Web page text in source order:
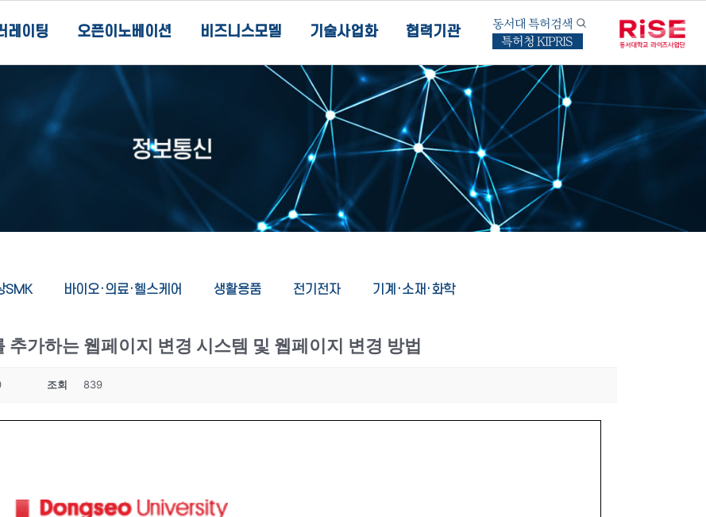
레이팅 오픈이노베이션 비즈니스모델 기술사업화 협력기관
동서대 특허검색
특허청 KIPRIS
SMK 바이오·의료·헬스케어 생활용품 전기전자 기계·소재·화학
가하는 웹페이지 변경 시스템 및 웹페이지 변경 방법
조회 839